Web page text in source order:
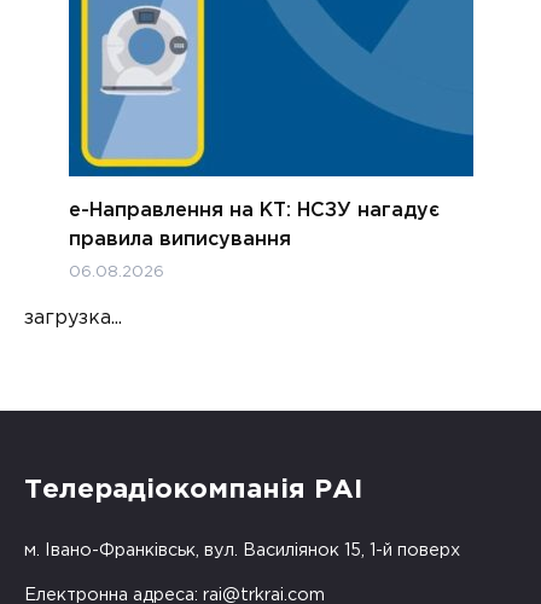
е-Направлення на КТ: НСЗУ нагадує
правила виписування
06.08.2026
загрузка...
Телерадіокомпанія РАІ
м. Івано-Франківськ, вул. Василіянок 15, 1-й поверх
Електронна адреса: rai@trkrai.com